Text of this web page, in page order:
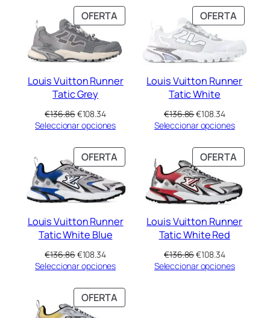
era:
€136.86.
es:
€108.34.
era:
€136.86.
es:
€108.34.
OFERTA
EN
OFERTA
Louis Vuitton Runner
Tatic Grey
€136.86El
precio
era:
€136.86.
€108.34El
precio
es:
€108.34.
Seleccionar opciones
OFERTA
EN
Louis Vuitton Runner
Tatic White
€136.86El
precio
era:
€136.86.
€108.34El
precio
es:
€108.34.
Seleccionar opciones
OFERTA PRODUCTO
EN
OFERTA
Louis Vuitton Runner
Tatic White Blue
€136.86El
precio
era:
€136.86.
€108.34El
precio
es:
€108.34.
Seleccionar opciones
OFERTA
EN
Louis Vuitton Runner
Tatic White Red
€136.86El
precio
€108.34El
precio
Seleccionar opciones
OFERTA
EN